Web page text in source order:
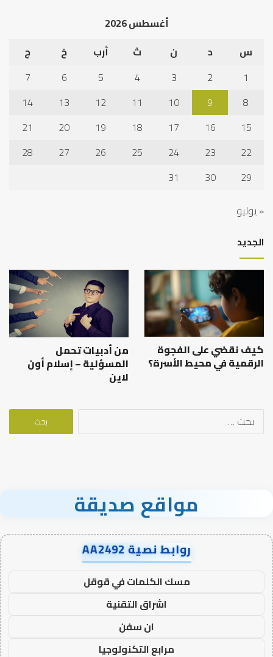
أغسطس 2026
س
د ن ث أرب خ
ج
1
2
3
4
5
6
7
8
9
10
11
12
13
14
15
16
17
18
19
20
21
22
23
24
25
26
27
28
29
30
31
« يوليو
الجديد
كيف نقضي على الفجوة
الرقمية في محيط الأسرة؟
من أدبيات تحمل
المسؤلية – إسلام أون
لاين
البحث
مواقع صديقة
روابط نصية AA2492
مسك الكلمات في قوقل
اشراق التقنية
ان سفن
مرابع التكنولوجيا